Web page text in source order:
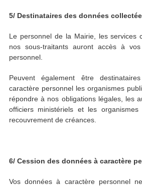
5/ Destinataires des données
Le personnel de la Mairie, les services
nos sous-traitants auront accès à
personnel.
Peuvent également être
caractère personnel les organismes
répondre à nos obligations légales, les
officiers ministériels et les organismes
recouvrement de créances.
6/ Cession des données à caractère
Vos données à caractère personnel